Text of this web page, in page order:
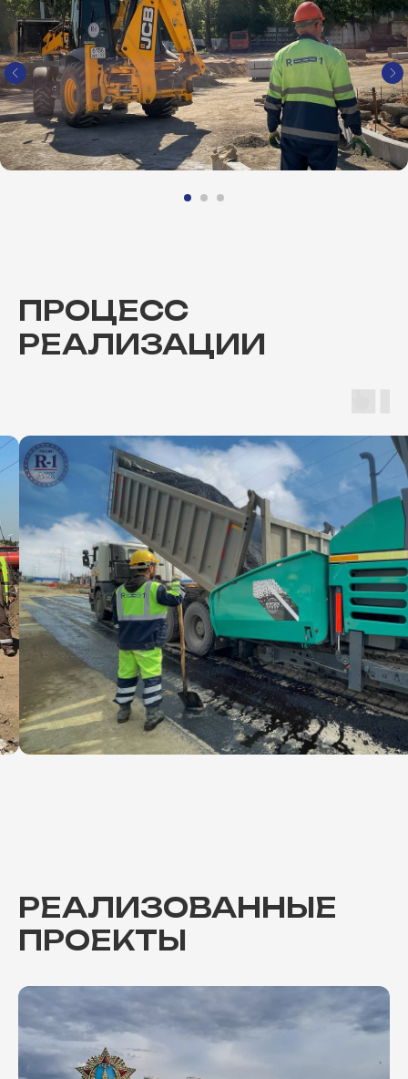
ПРОЦЕСС
РЕАЛИЗАЦИИ
РЕАЛИЗОВАННЫЕ
ПРОЕКТЫ